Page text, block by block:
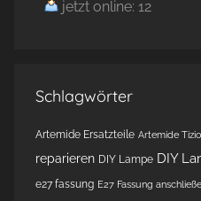
jetzt online: 12
Schlagwörter
Artemide Ersatzteile Artemide
reparieren DIY Lampe DIY
e27 fassung E27 Fassung